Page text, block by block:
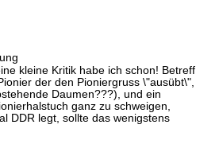
kleine Kritik habe ich schon! Betreff
der den Pioniergruss \"ausübt\",
Daumen???), und ein
ganz zu schweigen,
DDR legt, sollte das wenigstens